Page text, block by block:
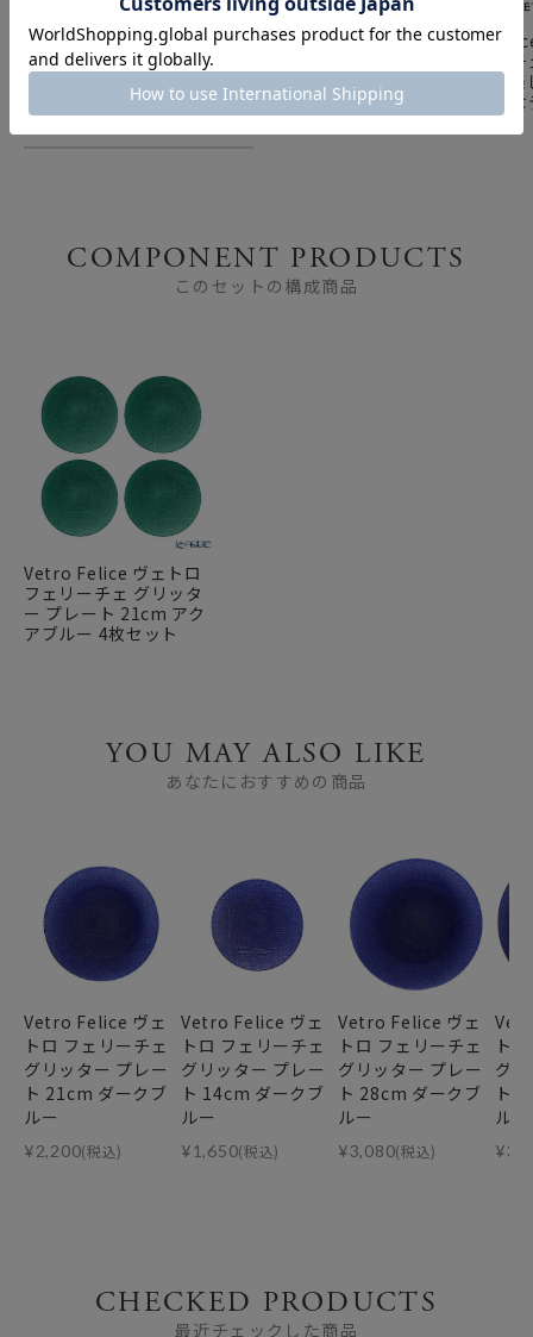
幸せのガラスVetro
Felice（ヴェトロ フェ
リーチェ）
涼し気なガラス食器で演
Felice」
フェリー
リーンで
｜爽やか
ディネー
COMPONENT PRODUCTS
このセットの構成商品
Vetro Felice ヴェトロ
フェリーチェ グリッタ
ー プレート 21cm アク
アブルー 4枚セット
YOU MAY ALSO LIKE
あなたにおすすめの商品
Vetro Felice ヴェ
トロ フェリーチェ
グリッター プレー
ト 21cm ダークブ
ルー
¥2,200(税込)
Vetro Felice ヴェ
トロ フェリーチェ
グリッター プレー
ト 14cm ダークブ
ルー
¥1,650(税込)
Vetro Felice ヴェ
トロ フェリーチェ
グリッター プレー
ト 28cm ダークブ
ルー
¥3,080(税込)
ト
グ
ト
ルー
¥
CHECKED PRODUCTS
最近チェックした商品